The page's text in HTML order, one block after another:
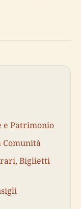
e Patrimonio
Comunità
Biglietti